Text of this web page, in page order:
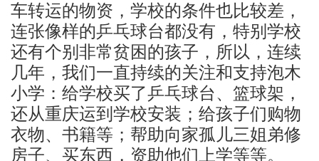
车转运的物资，学校的条件也比较差，
连张像样的乒乓球台都没有，特别学校
还有个别非常贫困的孩子，所以，连续
几年，我们一直持续的关注和支持泡木
小学：给学校买了乒乓球台、篮球架，
还从重庆运到学校安装；给孩子们购物
衣物、书籍等；帮助向家孤儿三姐弟修
房子、买东西，资助他们上学等等。